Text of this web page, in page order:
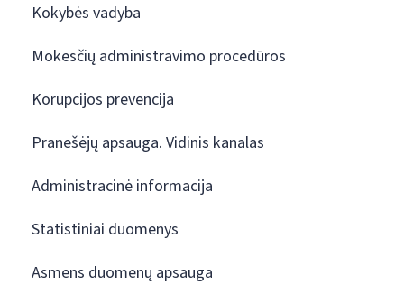
Kokybės vadyba
Mokesčių administravimo procedūros
Korupcijos prevencija
Pranešėjų apsauga. Vidinis kanalas
Administracinė informacija
Statistiniai duomenys
Asmens duomenų apsauga